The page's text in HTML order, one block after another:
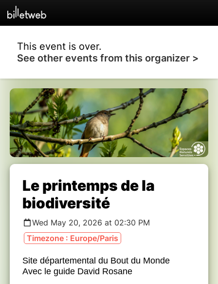
This event is over.
See other events from this organizer >
Le printemps de la
biodiversité
Wed May 20, 2026 at 02:30 PM
Timezone : Europe/Paris
Site départemental du Bout du Monde
Avec le guide David Rosane